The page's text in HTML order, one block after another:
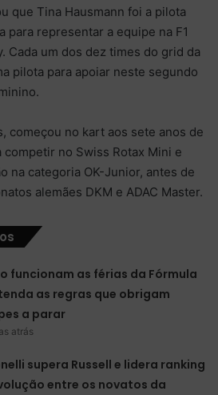
que Tina Hausmann foi a pilota
para representar a equipe na F1
Cada um dos dez times do grid da
pilota para apoiar neste segundo
começou no kart aos sete anos de
competir no Swiss Rotax Mini e
na categoria OK-Junior, antes de
alemães DKM e ADAC Master.
funcionam as férias da Fórmula
as regras que obrigam
a parar
atrás
supera Russell e lidera ranking
entre os novatos da